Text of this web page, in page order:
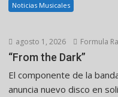
Noticias Musicales
agosto 1, 2026 Formula
“From the Dark”
El componente de la
anuncia nuevo disco en